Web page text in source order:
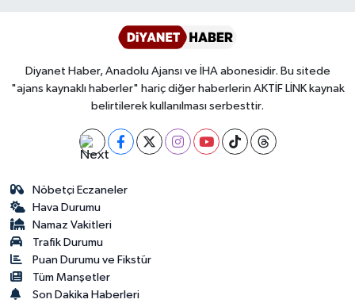
Diyanet Haber, Anadolu Ajansı ve İHA abonesidir. Bu sitede
"ajans kaynaklı haberler" hariç diğer haberlerin AKTİF LİNK kaynak
belirtilerek kullanılması serbesttir.
Nöbetçi Eczaneler
Hava Durumu
Namaz Vakitleri
Trafik Durumu
Puan Durumu ve Fikstür
Tüm Manşetler
Son Dakika Haberleri